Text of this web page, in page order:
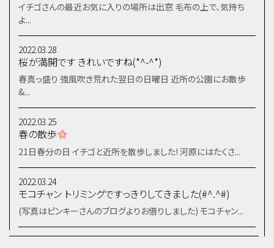
イチゴさんの最近お気に入りの場所は出窓 毛布の上で、気持ち
よ...
2022.03.28
桜が満開です きれいですね(*^-^*)
春真っ盛り 強風吹き荒れた翌日の日曜日 近所の公園にお散歩
&...
2022.03.25
春の散歩
21日春分の日 イチゴと近所を散歩しました! 河原にはたくさ...
2022.03.24
モコチャン トリミングですっきりしてきました(#^.^#)
(写真はピンキーさんのブログよりお借りしました) モコチャン...